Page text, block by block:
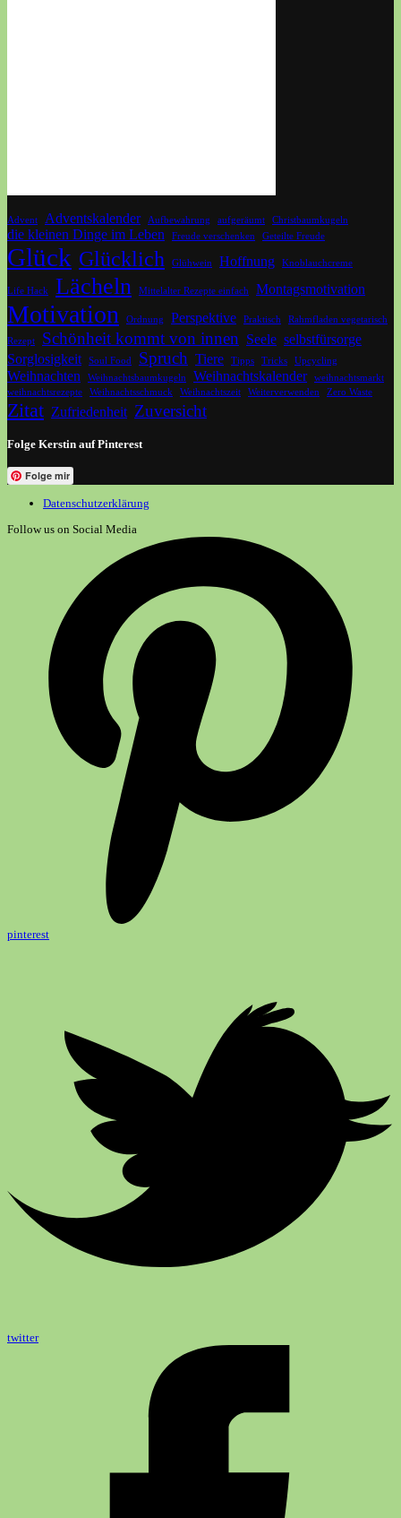
Advent Adventskalender Aufbewahrung aufgeräumt Christbaumkugeln
die kleinen Dinge im Leben Freude verschenken Geteilte Freude
Glück Glücklich Glühwein Hoffnung Knoblauchcreme
Life Hack Lächeln Mittelalter Rezepte einfach Montagsmotivation
Motivation Ordnung Perspektive Praktisch Rahmfladen vegetarisch
Rezept Schönheit kommt von innen Seele selbstfürsorge
Sorglosigkeit
Soul Food Spruch Tiere Tipps Tricks Upcycling
Weihnachten Weihnachtsbaumkugeln Weihnachtskalender
weihnachtsmarkt
weihnachtsrezepte
Weihnachtsschmuck Weihnachtszeit Weiterverwenden Zero Waste
Zitat Zufriedenheit Zuversicht
Folge Kerstin auf Pinterest
Folge mir
Datenschutzerklärung
Follow us on Social Media
pinterest
twitter